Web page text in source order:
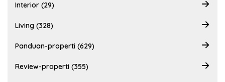
Interior (29)
Living (328)
Panduan-properti (629)
Review-properti (355)